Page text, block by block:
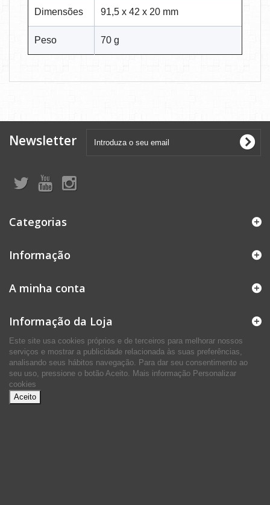
Dimensões 91,5 x 42 x 20 mm
Peso 70 g
Newsletter
Categorias
Informação
A minha conta
Informação da Loja
Este site usa cookies próprios e de terceiros para melhorar nossos
serviços e mostrar a publicidade relacionada às suas preferências,
analisando seus hábitos navegação. Para dar seu consentimento ao
seu uso, pressione o botão Aceito. Mais informação Personalizar
cookies
Aceito